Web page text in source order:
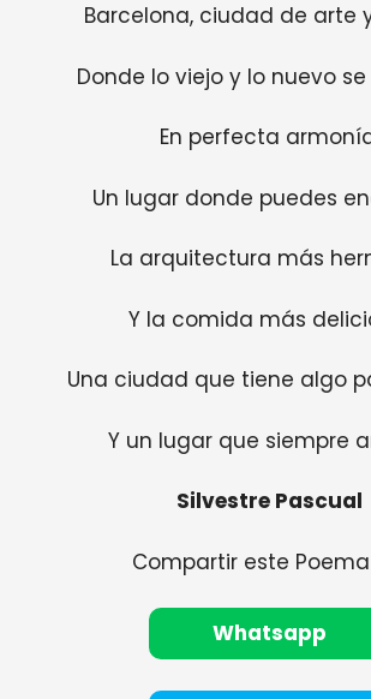
Barcelona, ​​ciudad de arte
Donde lo viejo y lo nuevo
En perfecta
Un lugar donde puedes
La arquitectura más
Y la comida más
Una ciudad que tiene algo
Y un lugar que siempre
Silvestre Pascual
Compartir este
Whatsapp